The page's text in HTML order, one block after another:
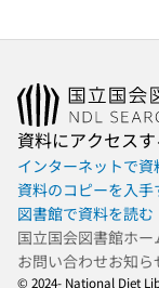
資料にアクセス
インターネットで資
資料のコピーを入手
図書館で資料を読む
国立国会図書館ホー
お問い合わせお知ら
© 2024- National Diet